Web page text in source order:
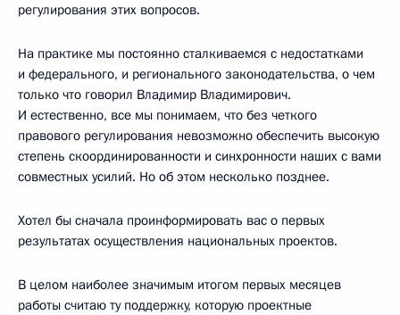
регулирования этих вопросов.
На практике мы постоянно сталкиваемся с недостатками
и федерального, и регионального законодательства, о чем
только что говорил Владимир Владимирович.
И естественно, все мы понимаем, что без четкого
правового регулирования невозможно обеспечить высокую
степень скоординированности и синхронности наших с вами
совместных усилий. Но об этом несколько позднее.
Хотел бы сначала проинформировать вас о первых
результатах осуществления национальных проектов.
В целом наиболее значимым итогом первых месяцев
работы считаю ту поддержку, которую проектные